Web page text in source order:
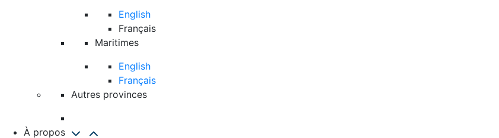
English
Français
Maritimes
English
Français
Autres provinces
À propos